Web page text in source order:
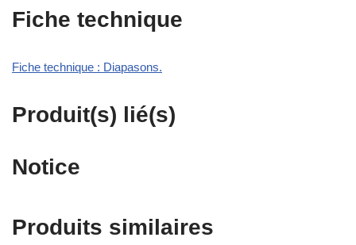
Fiche technique
Fiche technique : Diapasons.
Produit(s) lié(s)
Notice
Produits similaires